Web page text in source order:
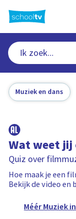
naar
hoofdinhoud
Muziek en dans
Wat weet
Quiz over
Hoe maak je een
Bekijk de video en
Méér Muziek